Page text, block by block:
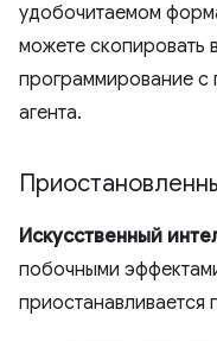
удобочитаемом
можете скопировать
программирование
агента.
Искусственный
побочными